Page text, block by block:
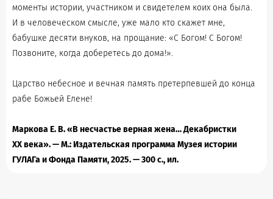
моменты истории, участником и свидетелем коих она была.
И в человеческом смысле, уже мало кто скажет мне,
бабушке десяти внуков, на прощание: «С Богом! С Богом!
Позвоните, когда доберетесь до дома!».
Царство небесное и вечная память претерпевшей до конца
рабе Божьей Елене!
Маркова Е. В. «В несчастье верная жена… Декабристки
ХХ века». — М.: Издательская программа Музея истории
ГУЛАГа и Фонда Памяти, 2025. — 300 с., ил.